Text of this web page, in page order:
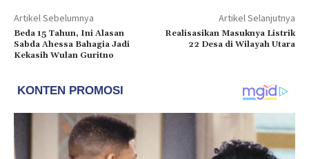
Artikel Sebelumnya
Beda 15 Tahun, Ini Alasan
Sabda Ahessa Bahagia Jadi
Kekasih Wulan Guritno
Artikel Selanjutnya
Realisasikan Masuknya Listrik
22 Desa di Wilayah Utara